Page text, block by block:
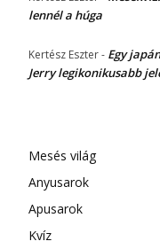
lennél a húga
Kertész Eszter- Egy
Jerry legikonikusabb
Mesés világ
Anyusarok
Apusarok
Kvíz